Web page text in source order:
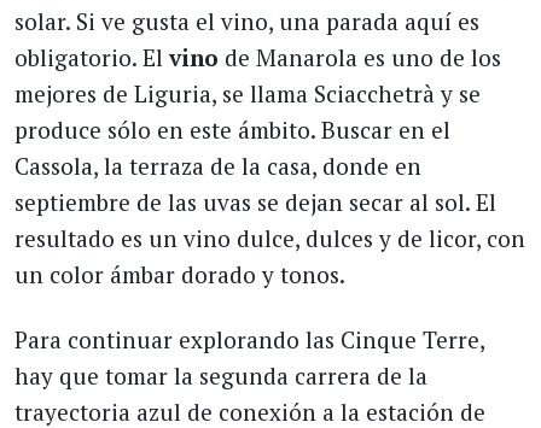
solar. Si ve gusta el vino, una parada aquí es
obligatorio. Elvino de Manarola es uno de los
mejores de Liguria, se llama Sciacchetrà y se
produce sólo en este ámbito. Buscar en el
Cassola, la terraza de la casa, donde en
septiembre de las uvas se dejan secar al sol. El
resultado es un vino dulce, dulces y de licor, con
un color ámbar dorado y tonos.
Para continuar explorando las Cinque Terre,
hay que tomar la segunda carrera de la
trayectoria azul de conexión a la estación de